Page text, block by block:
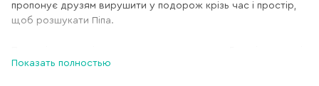
пропонує друзям вирушити у подорож крізь час і простір,
щоб розшукати Піпа.
мають з’ясувати, що ж сталося з їхнім другом і чи вдасться
Показать полностью